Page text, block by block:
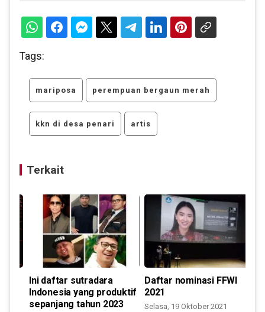
Tags:
mariposa perempuan bergaun merah
kkn di desa penari artis
Terkait
Ini daftar sutradara
Indonesia yang produktif
sepanjang tahun 2023
Daftar nominasi FFWI
2021
Selasa, 19 Oktober 2021